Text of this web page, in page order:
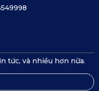
mỗi chi tiết thảm lót
được may và hoàn
chuyên nghiệp. Đường
bảo sự bền bỉ và đẹp
tức, và nhiều hơn nữa.